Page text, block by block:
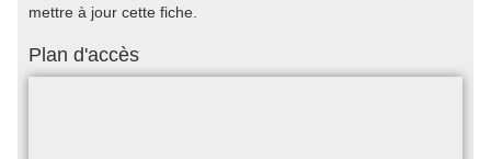
mettre à jour cette fiche.
Plan d'accès